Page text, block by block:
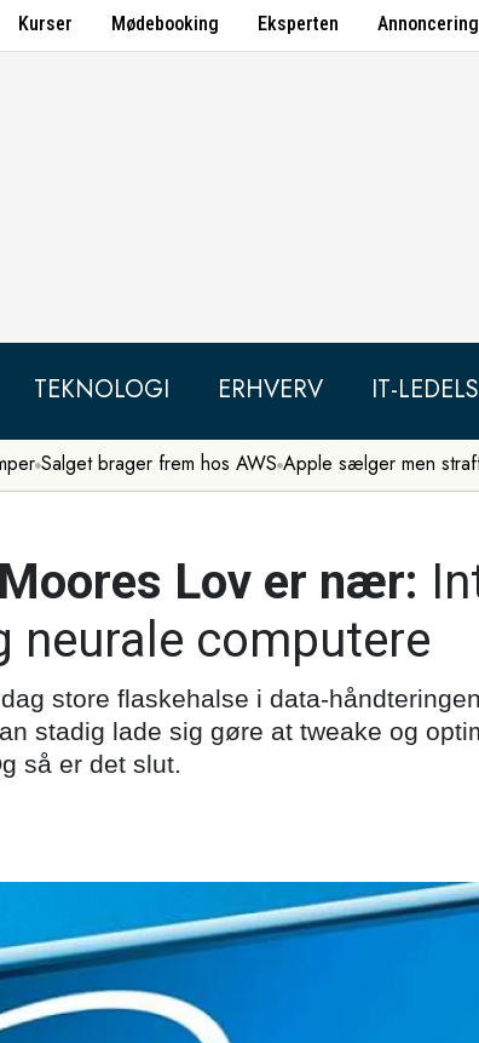
Kurser Mødebooking Eksperten Annoncering
TEKNOLOGI ERHVERV IT-
Salget brager frem hos AWS Apple sælger men
Lov er nær:
neurale computere
store flaskehalse i data-
stadig lade sig gøre at tweake og
så er det slut.